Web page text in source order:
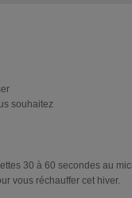
souhaitez
30 à 60 secondes au
vous réchauffer cet hiver.